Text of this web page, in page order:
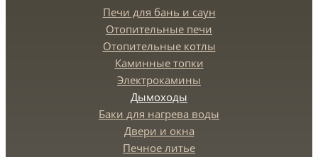
Печи для бань и саун
Отопительные печи
Отопительные котлы
Каминные топки
Электрокамины
Дымоходы
Баки для нагрева воды
Двери и окна
Печное литье